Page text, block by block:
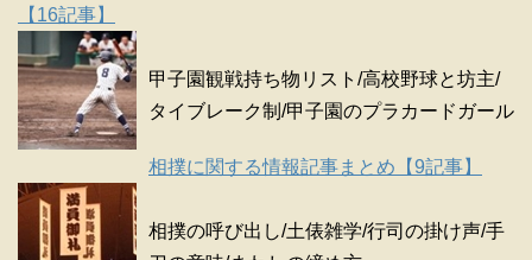
【16記事】
甲子園観戦持ち物リスト/高校野球と坊主/
タイブレーク制/甲子園のプラカードガール
相撲に関する情報記事まとめ【9記事】
相撲の呼び出し/土俵雑学/行司の掛け声/手